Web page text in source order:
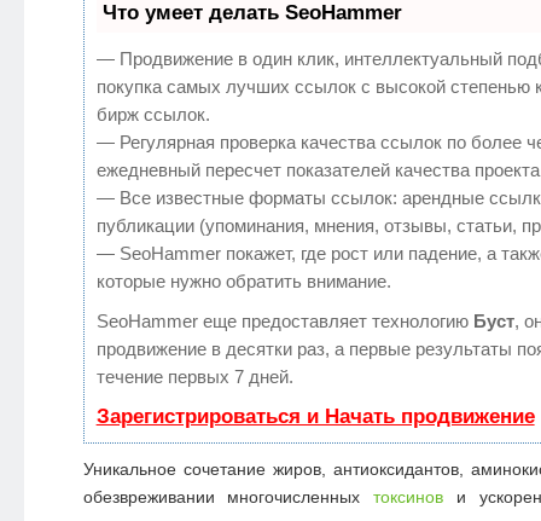
Что умеет делать SeoHammer
— Продвижение в один клик, интеллектуальный
покупка самых лучших ссылок с высокой степенью
бирж ссылок.
— Регулярная проверка качества ссылок по более
ежедневный пересчет показателей качества
— Все известные форматы ссылок: арендные
публикации (упоминания, мнения, отзывы, статьи,
— SeoHammer покажет, где рост или падение, а
которые нужно обратить внимание.
SeoHammer еще предоставляет технологию Буст,
продвижение в десятки раз, а первые результаты
течение первых 7 дней.
Зарегистрироваться и Начать продвижение
Уникальное сочетание жиров, антиоксидантов,
обезвреживании многочисленныхтоксинов и